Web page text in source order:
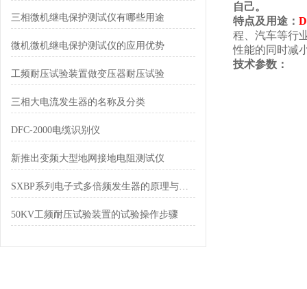
三相微机继电保护测试仪有哪些用途
微机微机继电保护测试仪的应用优势
工频耐压试验装置做变压器耐压试验
三相大电流发生器的名称及分类
DFC-2000电缆识别仪
新推出变频大型地网接地电阻测试仪
SXBP系列电子式多倍频发生器的原理与应用
50KV工频耐压试验装置的试验操作步骤
自己。
特点及用途：
程、汽车等行
性能的同时减
技术参数：